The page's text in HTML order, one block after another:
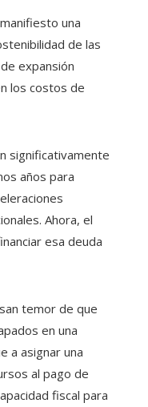
una
de las
expansión
los costos de
significativamente
años para
Ahora, el
esa deuda
temor de que
en una
a asignar una
al pago de
fiscal para